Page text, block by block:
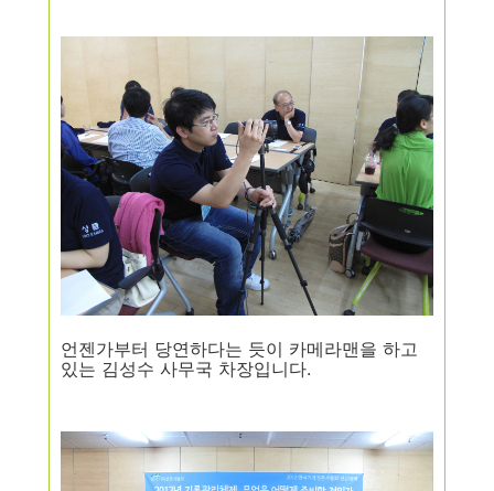
언젠가부터 당연하다는 듯이 카메라맨을 하고
있는 김성수 사무국 차장입니다.